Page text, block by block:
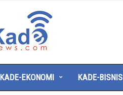
KADE-EKONOMI KADE-BISNIS